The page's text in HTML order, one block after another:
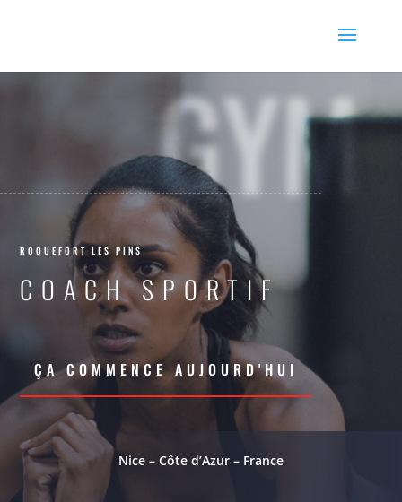
GYM
ROQUEFORT LES PINS
COACH SPORTIF
ÇA COMMENCE AUJOURD'HUI
Nice – Côte d’Azur – France